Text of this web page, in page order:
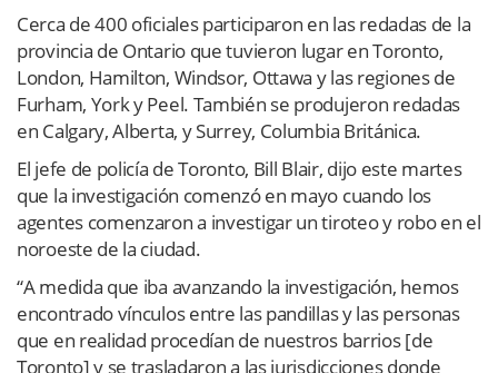
Cerca de 400 oficiales participaron en las redadas de la
provincia de Ontario que tuvieron lugar en Toronto,
London, Hamilton, Windsor, Ottawa y las regiones de
Furham, York y Peel. También se produjeron redadas
en Calgary, Alberta, y Surrey, Columbia Británica.
El jefe de policía de Toronto, Bill Blair, dijo este martes
que la investigación comenzó en mayo cuando los
agentes comenzaron a investigar un tiroteo y robo en el
noroeste de la ciudad.
“A medida que iba avanzando la investigación, hemos
encontrado vínculos entre las pandillas y las personas
que en realidad procedían de nuestros barrios [de
Toronto] y se trasladaron a las jurisdicciones donde